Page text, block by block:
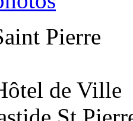
Pierre
de Ville